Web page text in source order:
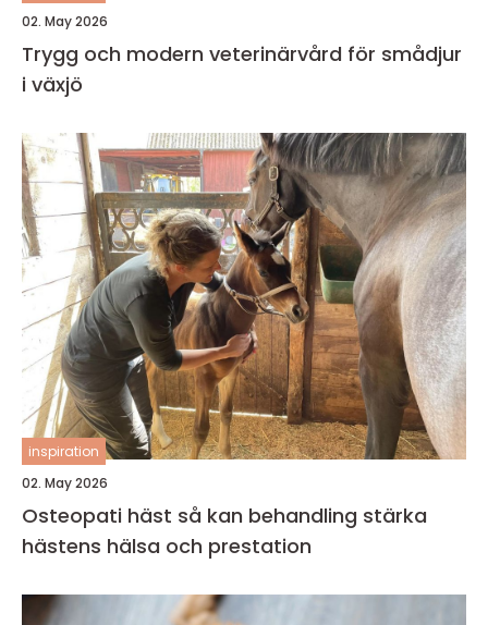
02. May 2026
Trygg och modern veterinärvård för smådjur
i växjö
inspiration
02. May 2026
Osteopati häst så kan behandling stärka
hästens hälsa och prestation